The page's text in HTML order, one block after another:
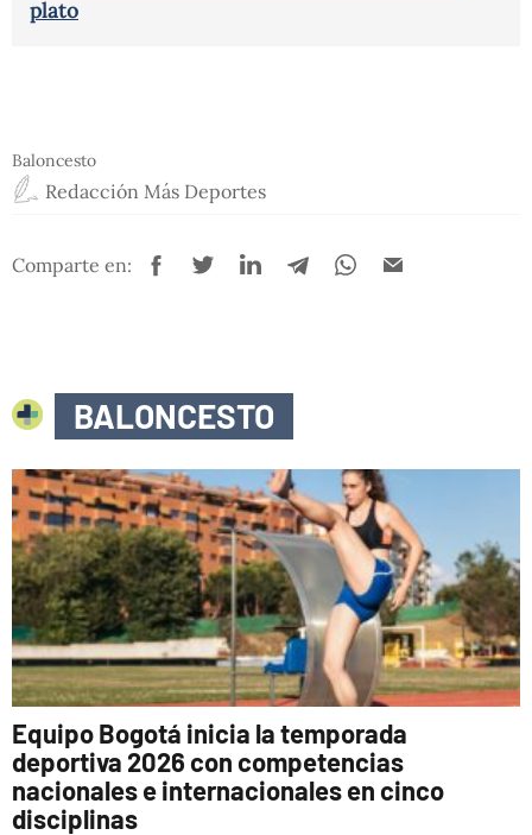
plato
Baloncesto
Redacción Más Deportes
Comparte en:
BALONCESTO
Equipo Bogotá inicia la temporada
deportiva 2026 con competencias
nacionales e internacionales en cinco
disciplinas